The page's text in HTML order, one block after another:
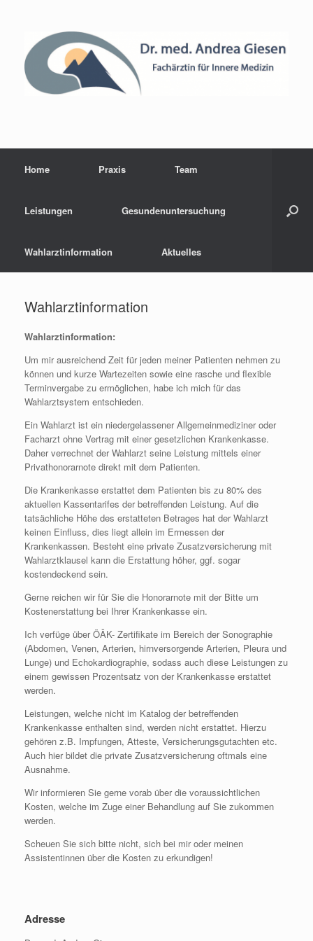
Home Praxis Team
Leistungen Gesundenuntersuchung
Wahlarztinformation Aktuelles
Wahlarztinformation
Wahlarztinformation:
Um mir ausreichend Zeit für jeden meiner Patienten nehmen zu
können und kurze Wartezeiten sowie eine rasche und flexible
Terminvergabe zu ermöglichen, habe ich mich für das
Wahlarztsystem entschieden.
Ein Wahlarzt ist ein niedergelassener Allgemeinmediziner oder
Facharzt ohne Vertrag mit einer gesetzlichen Krankenkasse.
Daher verrechnet der Wahlarzt seine Leistung mittels einer
Privathonorarnote direkt mit dem Patienten.
Die Krankenkasse erstattet dem Patienten bis zu 80% des
aktuellen Kassentarifes der betreffenden Leistung. Auf die
tatsächliche Höhe des erstatteten Betrages hat der Wahlarzt
keinen Einfluss, dies liegt allein im Ermessen der
Krankenkassen. Besteht eine private Zusatzversicherung mit
Wahlarztklausel kann die Erstattung höher, ggf. sogar
kostendeckend sein.
Gerne reichen wir für Sie die Honorarnote mit der Bitte um
Kostenerstattung bei Ihrer Krankenkasse ein.
Ich verfüge über ÖÄK- Zertifikate im Bereich der Sonographie
(Abdomen, Venen, Arterien, hirnversorgende Arterien, Pleura und
Lunge) und Echokardiographie, sodass auch diese Leistungen zu
einem gewissen Prozentsatz von der Krankenkasse erstattet
werden.
Leistungen, welche nicht im Katalog der betreffenden
Krankenkasse enthalten sind, werden nicht erstattet. Hierzu
gehören z.B. Impfungen, Atteste, Versicherungsgutachten etc.
Auch hier bildet die private Zusatzversicherung oftmals eine
Ausnahme.
Wir informieren Sie gerne vorab über die voraussichtlichen
Kosten, welche im Zuge einer Behandlung auf Sie zukommen
werden.
Scheuen Sie sich bitte nicht, sich bei mir oder meinen
Assistentinnen über die Kosten zu erkundigen!
Adresse